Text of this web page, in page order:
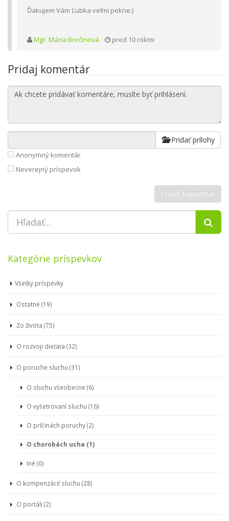
Ďakujem Vám Ľubka veľmi pekne:)
Mgr. Mária Borčinová pred 10 rokmi
Pridaj komentár
Pridať prílohy
Anonymný komentár
Neverejný príspevok
Kategórie príspevkov
Všetky príspevky
Ostatné (19)
Zo života (75)
O rozvoji dieťaťa (32)
O poruche sluchu (31)
O sluchu všeobecne (6)
O vyšetrovaní sluchu (16)
O príčinách poruchy (2)
O chorobách ucha (1)
Iné (6)
O kompenzácií sluchu (28)
O portáli (2)